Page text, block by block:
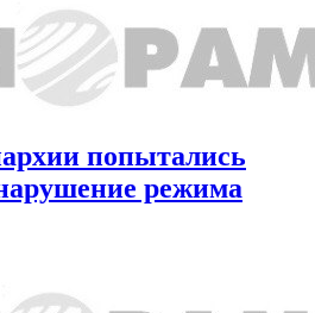
попытались
режима